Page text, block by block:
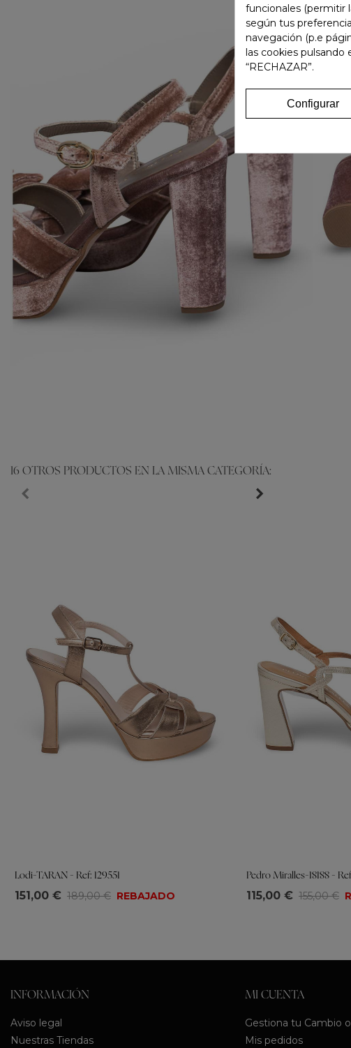
16 OTROS PRODUCTOS EN LA MISMA CATEGORÍA:
Tallas
Lodi-TARAN - Ref: 129551
151,00 € 189,00 € REBAJADO Tallas
Pedro Miralles-18188 -
115,00 € 155,00 €
INFORMACIÓN
Aviso legal
Nuestras Tiendas
MI CUENTA
Gestiona tu Cambio
Mis pedidos
funcionales (permitir
según tus
navegación (p.e
las cookies pulsando
“RECHAZAR”.
Configurar